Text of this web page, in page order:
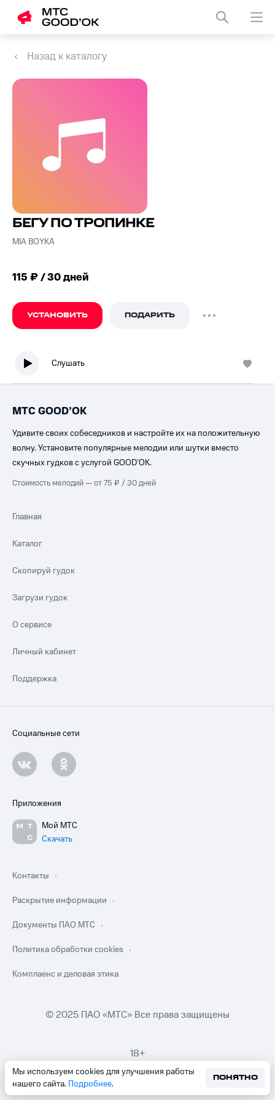
Назад к каталогу
БЕГУ ПО ТРОПИНКЕ
MIA BOYKA
115 ₽ / 30 дней
УСТАНОВИТЬ ПОДАРИТЬ
Слушать
Мы используем cookies для улучшения работы
нашего сайта. Подробнее.
ПОНЯТНО
МТС GOOD’OK
Удивите своих собеседников и настройте их на положительную
волну. Установите популярные мелодии или шутки вместо
скучных гудков с услугой GOOD’OK.
Стоимость мелодий — от 75 ₽ / 30 дней
Главная
Каталог
Скопируй гудок
Загрузи гудок
О сервисе
Личный кабинет
Поддержка
Социальные сети
Приложения
Мой МТС
Скачать
Контакты
Раскрытие информации
Документы ПАО МТС
Политика обработки cookies
Комплаенс и деловая этика
© 2025 ПАО «МТС» Все права защищены
18+